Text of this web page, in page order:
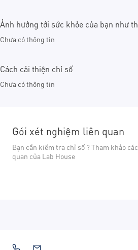
Ảnh hưởng tới sức khỏe của bạn như
Chưa có thông tin
Cách cải thiện chỉ số
Chưa có thông tin
Gói xét nghiệm liên quan
Bạn cần kiểm tra chỉ số ? Tham khảo
quan của Lab House